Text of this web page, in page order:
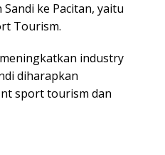
ke Pacitan, yaitu
Tourism.
industry
diharapkan
sport tourism dan